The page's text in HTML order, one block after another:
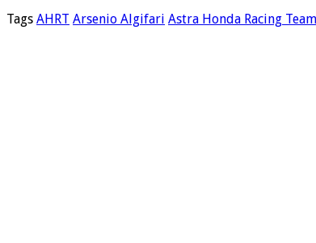
Tags AHRT Arsenio Algifari Astra Honda Racing Team